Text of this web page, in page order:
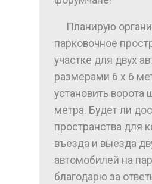
Планирую
парковочное
участке для двух
размерами 6 х 6
установить ворота
метра. Будет ли
пространства для
въезда и выезда
автомобилей на
благодарю за